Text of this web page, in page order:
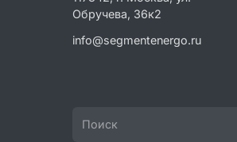
Обручева, 36к2
info@segmentenergo.ru